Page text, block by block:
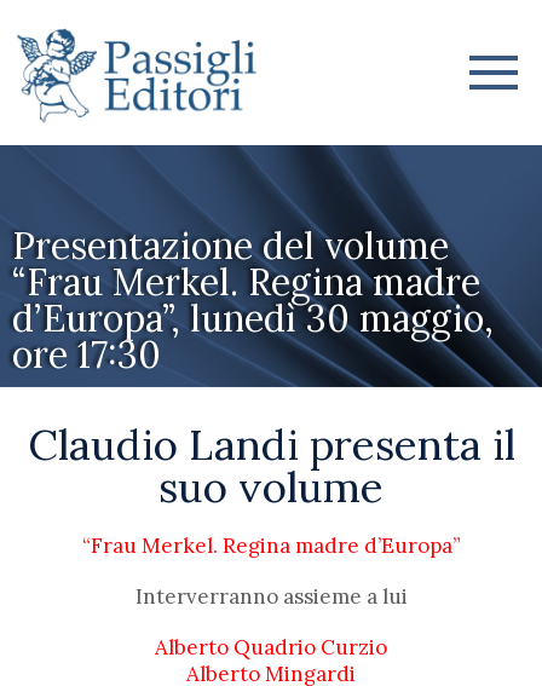
Presentazione del volume
“Frau Merkel. Regina madre
d’Europa”, lunedì 30 maggio,
ore 17:30
Claudio Landi presenta il
suo volume
“Frau Merkel. Regina madre d’Europa”
Interverranno assieme a lui
Alberto Quadrio Curzio
Alberto Mingardi